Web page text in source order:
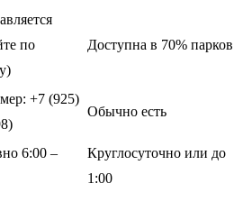
по
Доступна в 70% парков
+7 (925)
Обычно есть
6:00 –
Круглосуточно или до
1:00